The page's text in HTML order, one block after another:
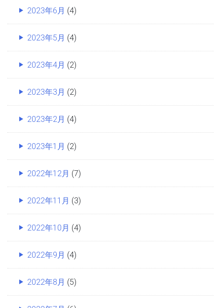
2023年6月 (4)
2023年5月 (4)
2023年4月 (2)
2023年3月 (2)
2023年2月 (4)
2023年1月 (2)
2022年12月 (7)
2022年11月 (3)
2022年10月 (4)
2022年9月 (4)
2022年8月 (5)